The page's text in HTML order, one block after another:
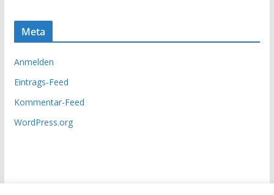
Meta
Anmelden
Eintrags-Feed
Kommentar-Feed
WordPress.org